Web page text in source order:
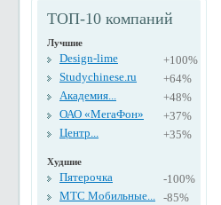
ТОП-10 компаний
Лучшие
Design-lime
+100%
Studychinese.ru
+64%
Академия...
+48%
ОАО «МегаФон»
+37%
Центр...
+35%
Худшие
Пятерочка
-100%
МТС Мобильные... -85%